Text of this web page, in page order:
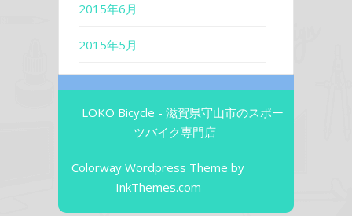
2015年6月
2015年5月
LOKO Bicycle - 滋賀県守山市のスポー
ツバイク専門店
Colorway Wordpress Theme by
InkThemes.com